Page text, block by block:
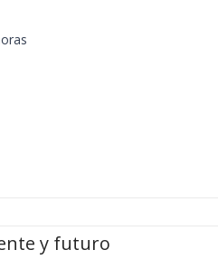
y futuro